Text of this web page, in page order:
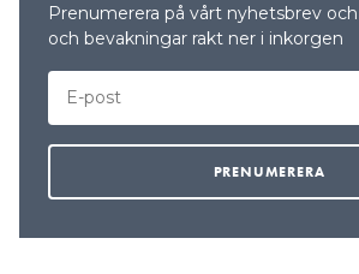
Prenumerera på vårt nyhetsbrev
och bevakningar rakt ner i inkorgen